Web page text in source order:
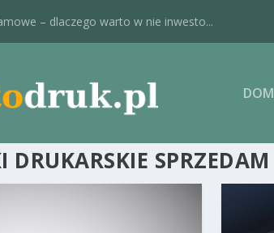
– dlaczego warto w nie inwesto...
DOM
DRUKARSKIE SPRZEDAM